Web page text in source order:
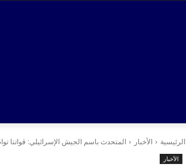
الرئيسية الأخبار المتحدث باسم الجيش الإسرائيلي:
الأخبار